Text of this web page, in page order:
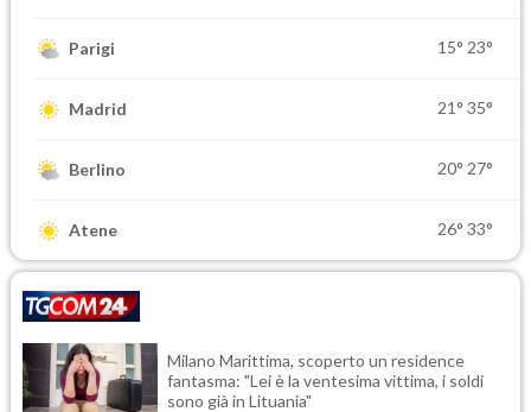
Parigi 15° 23°
Madrid 21° 35°
Berlino 20° 27°
Atene 26° 33°
Milano Marittima, scoperto un residence
fantasma: "Lei è la ventesima vittima, i soldi
sono già in Lituania"